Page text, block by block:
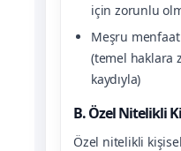
için zorunlu
Meşru
(temel haklara
kaydıyla)
B. Özel Nitelikli
Özel nitelikli